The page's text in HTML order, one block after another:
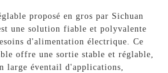
proposé en gros par Sichuan
une solution fiable et polyvalente
d'alimentation électrique. Ce
offre une sortie stable et réglable,
large éventail d'applications,